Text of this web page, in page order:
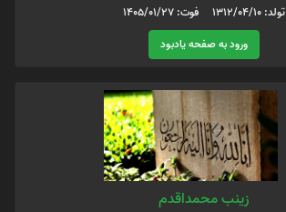
تولد: 1312/04/10 فوت: 1405/01/27
ورود به صفحه یادبود
زینب محمداقدم